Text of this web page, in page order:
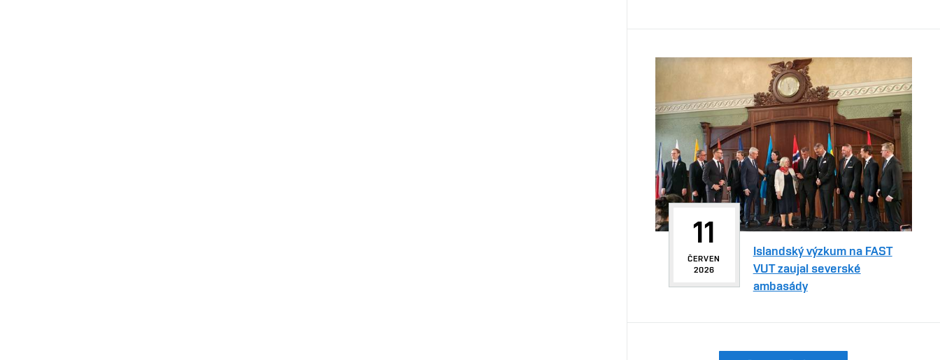
11
ČERVEN
2026
Islandský výzkum na FAST
VUT zaujal severské
ambasády